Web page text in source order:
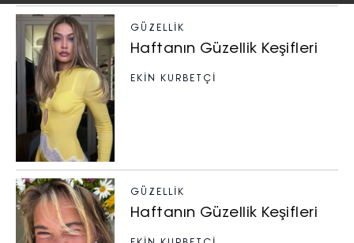
GÜZELLIK
Haftanın Güzellik Keşifleri
EKİN KURBETÇİ
GÜZELLIK
Haftanın Güzellik Keşifleri